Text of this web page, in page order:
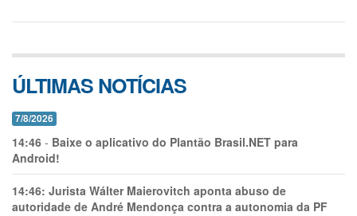
ÚLTIMAS NOTÍCIAS
7/8/2026
14:46 - Baixe o aplicativo do Plantão Brasil.NET para
Android!
14:46: Jurista Wálter Maierovitch aponta abuso de
autoridade de André Mendonça contra a autonomia da PF